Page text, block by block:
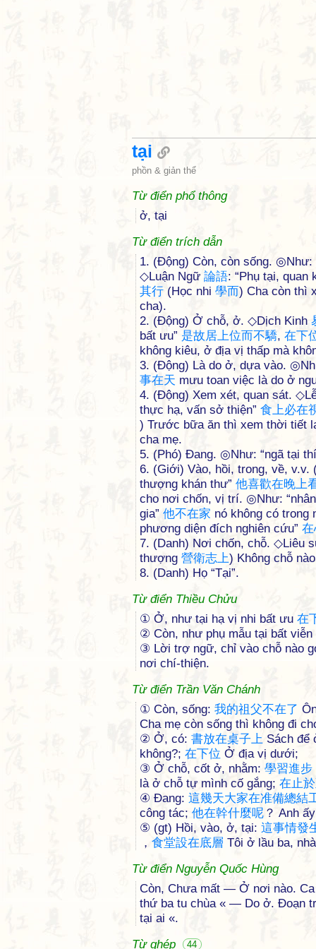
tại
phồn & giản thể
Từ điển phổ thông
ở, tại
Từ điển trích dẫn
1. (Động) Còn, còn sống. ◎Như:
◇Luận Ngữ 論語: “Phụ tại, quan
其行 (Học nhi 學而) Cha còn thì
cha).
2. (Động) Ở chỗ, ở. ◇Dịch Kinh
bất ưu” 是故居上位而不驕, 在下
không kiêu, ở địa vị thấp mà
3. (Động) Là do ở, dựa vào.
事在天 mưu toan việc là do ở
4. (Động) Xem xét, quan sát.
thực hạ, vấn sở thiện” 食上必在
) Trước bữa ăn thì xem thời tiết
cha mẹ.
5. (Phó) Đang. ◎Như: “ngã tại
6. (Giới) Vào, hồi, trong, về, v.v.
thượng khán thư” 他喜歡在晚上
cho nơi chốn, vị trí. ◎Như:
gia” 他不在家 nó không có trong
phương diện đích nghiên cứu” 在
7. (Danh) Nơi chốn, chỗ. ◇Liêu
thượng 營衛志上) Không chỗ
8. (Danh) Họ “Tại”.
Từ điển Thiều Chửu
① Ở, như tại hạ vị nhi bất ưu 在
② Còn, như phụ mẫu tại bất
③ Lời trợ ngữ, chỉ vào chỗ nào
nơi chí-thiện.
Từ điển Trần Văn Chánh
① Còn, sống: 我的祖父不在了
Cha mẹ còn sống thì không đi
② Ở, có: 書放在桌子上 Sách để
không?; 在下位 Ở địa vị dưới;
③ Ở chỗ, cốt ở, nhằm: 學習進步
là ở chỗ tự mình cố gắng; 在止於
④ Đang: 這幾天大家在准備總結
công tác; 他在幹什麼呢 ？ Anh
⑤ (gt) Hồi, vào, ở, tại: 這事情發
， 食堂設在底層 Tôi ở lầu ba,
Từ điển Nguyễn Quốc Hùng
Còn, Chưa mất — Ở nơi nào.
thứ ba tu chùa « — Do ở. Đoạn
tại ai «.
Từ ghép
44